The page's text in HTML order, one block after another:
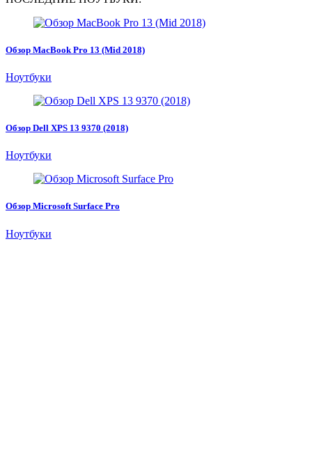
Обзор MacBook Pro 13 (Mid 2018)
Ноутбуки
Обзор Dell XPS 13 9370 (2018)
Ноутбуки
Обзор Microsoft Surface Pro
Ноутбуки